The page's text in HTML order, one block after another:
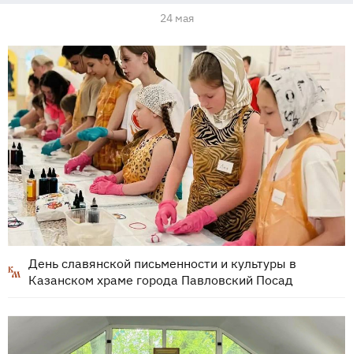
24 мая
День славянской письменности и культуры в
Казанском храме города Павловский Посад